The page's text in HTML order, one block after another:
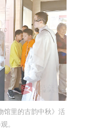
里的古韵中秋》活
。